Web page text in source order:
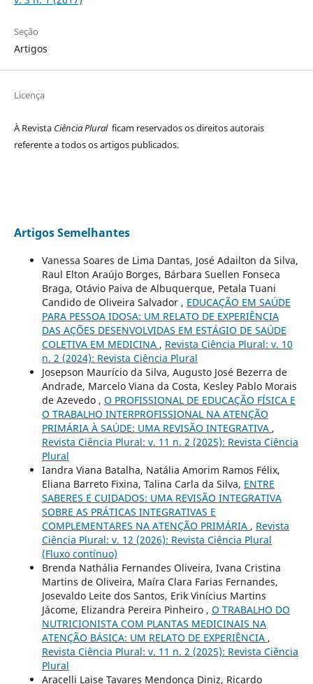
Seção
Artigos
Licença
À Revista Ciência Plural ficam reservados os direitos autorais
referente a todos os artigos publicados.
Artigos Semelhantes
Vanessa Soares de Lima Dantas, José Adailton da Silva,
Raul Elton Araújo Borges, Bárbara Suellen Fonseca
Braga, Otávio Paiva de Albuquerque, Petala Tuani
Candido de Oliveira Salvador , EDUCAÇÃO EM SAÚDE
PARA PESSOA IDOSA: UM RELATO DE EXPERIÊNCIA
DAS AÇÕES DESENVOLVIDAS EM ESTÁGIO DE SAÚDE
COLETIVA EM MEDICINA , Revista Ciência Plural: v. 10
n. 2 (2024): Revista Ciência Plural
Josepson Maurício da Silva, Augusto José Bezerra de
Andrade, Marcelo Viana da Costa, Kesley Pablo Morais
de Azevedo , O PROFISSIONAL DE EDUCAÇÃO FÍSICA E
O TRABALHO INTERPROFISSIONAL NA ATENÇÃO
PRIMÁRIA À SAÚDE: UMA REVISÃO INTEGRATIVA ,
Revista Ciência Plural: v. 11 n. 2 (2025): Revista Ciência
Plural
Iandra Viana Batalha, Natália Amorim Ramos Félix,
Eliana Barreto Fixina, Talina Carla da Silva, ENTRE
SABERES E CUIDADOS: UMA REVISÃO INTEGRATIVA
SOBRE AS PRÁTICAS INTEGRATIVAS E
COMPLEMENTARES NA ATENÇÃO PRIMÁRIA , Revista
Ciência Plural: v. 12 (2026): Revista Ciência Plural
(Fluxo contínuo)
Brenda Nathália Fernandes Oliveira, Ivana Cristina
Martins de Oliveira, Maíra Clara Farias Fernandes,
Josevaldo Leite dos Santos, Erik Vinícius Martins
Jácome, Elizandra Pereira Pinheiro , O TRABALHO DO
NUTRICIONISTA COM PLANTAS MEDICINAIS NA
ATENÇÃO BÁSICA: UM RELATO DE EXPERIÊNCIA ,
Revista Ciência Plural: v. 11 n. 2 (2025): Revista Ciência
Plural
Aracelli Laise Tavares Mendonça Diniz, Ricardo